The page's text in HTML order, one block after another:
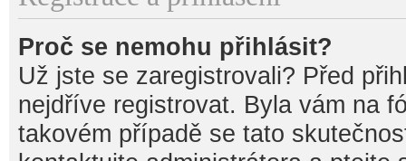
Proč se nemohu přihlásit?
Už jste se zaregistrovali? Před
nejdříve registrovat. Byla vám na
takovém případě se tato